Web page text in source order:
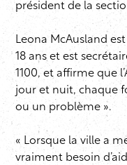
président de la
Leona McAusland
18 ans et est
1100, et affirme que
jour et nuit, chaque
ou un problème ».
« Lorsque la ville a
vraiment besoin